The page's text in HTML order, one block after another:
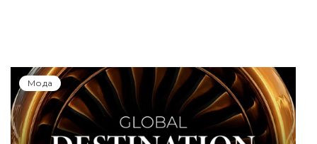
Мода